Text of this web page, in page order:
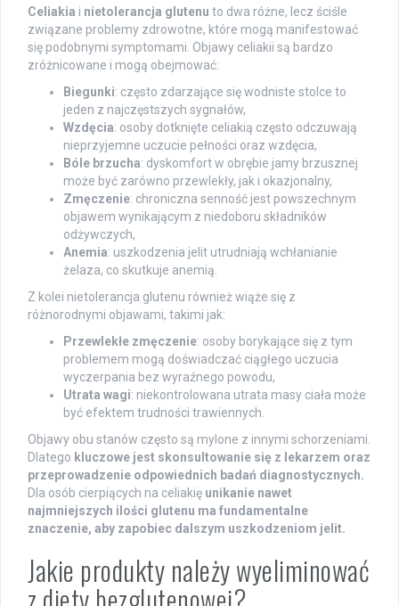
Celiakia i nietolerancja glutenu to dwa różne, lecz ściśle
związane problemy zdrowotne, które mogą manifestować
się podobnymi symptomami. Objawy celiakii są bardzo
zróżnicowane i mogą obejmować:
Biegunki: często zdarzające się wodniste stolce to
jeden z najczęstszych sygnałów,
Wzdęcia: osoby dotknięte celiakią często odczuwają
nieprzyjemne uczucie pełności oraz wzdęcia,
Bóle brzucha: dyskomfort w obrębie jamy brzusznej
może być zarówno przewlekły, jak i okazjonalny,
Zmęczenie: chroniczna senność jest powszechnym
objawem wynikającym z niedoboru składników
odżywczych,
Anemia: uszkodzenia jelit utrudniają wchłanianie
żelaza, co skutkuje anemią.
Z kolei nietolerancja glutenu również wiąże się z
różnorodnymi objawami, takimi jak:
Przewlekłe zmęczenie: osoby borykające się z tym
problemem mogą doświadczać ciągłego uczucia
wyczerpania bez wyraźnego powodu,
Utrata wagi: niekontrolowana utrata masy ciała może
być efektem trudności trawiennych.
Objawy obu stanów często są mylone z innymi schorzeniami.
Dlatego kluczowe jest skonsultowanie się z lekarzem oraz
przeprowadzenie odpowiednich badań diagnostycznych.
Dla osób cierpiących na celiakię unikanie nawet
najmniejszych ilości glutenu ma fundamentalne
znaczenie, aby zapobiec dalszym uszkodzeniom jelit.
Jakie produkty należy wyeliminować